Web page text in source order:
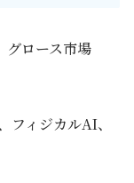
ロース市場
フィジカルAI、